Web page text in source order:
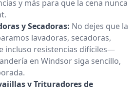
y más para que la cena nunca
y Secadoras: No dejes que la
lavadoras, secadoras,
incluso resistencias difíciles—
en Windsor siga sencillo,
y Trituradores de